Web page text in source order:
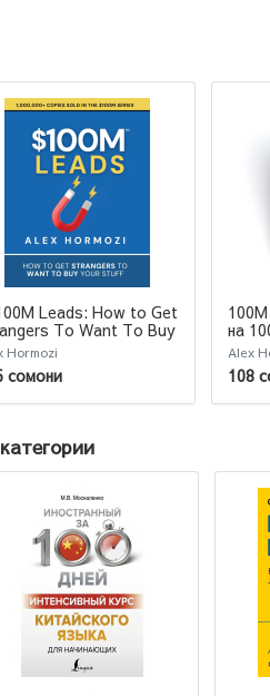
Leads: How to Get
To Want To Buy
Stuff
Hormozi
сомони
на
Alex
108